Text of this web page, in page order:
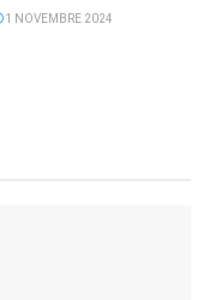
1 NOVEMBRE 2024